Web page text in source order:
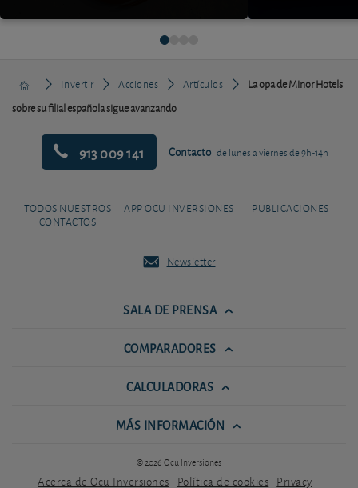
Invertir Acciones Artículos
La opa de Minor Hotels
sobre su filial española sigue avanzando
913 009 141 Contacto de lunes a viernes de 9h-14h
TODOS NUESTROS
CONTACTOS
APP OCU INVERSIONES PUBLICACIONES
Newsletter
SALA DE PRENSA
COMPARADORES
CALCULADORAS
MÁS INFORMACIÓN
© 2026 Ocu Inversiones
Acerca de Ocu Inversiones Política de cookies Privacy